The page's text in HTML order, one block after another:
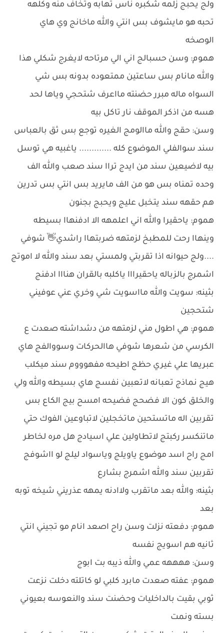
ولج يحبج زلمه شكبره ناس تهابه وتخاف منه وكلهه
تحبه هو مايشوف بس انتي والله ماخانج وي هاي
الوصخه
هموم: وسن حسبالج اني الي مرتاحه لايغرج شكلي هذا
والله مانام بس ساعتين ممتعوده بدونه بس شي
السواه ماله مبرر حضنته مااعرف شتحجي وياها لحد
هسه من اذكر الموقف نار تاكل بيه
وسن: حقج والله ماالومج الغيره توجع بس ثق بالعباس
سند سوالفلي الموضوع كله ............. ياغبيه هي توسل
بيه لاضيعين سند من ايدج تراا سند صعب والله الف
وحده تمناه بس هو من الف مايريد بس انتي بس تدرين
هم حقهه سند يتخبل عليج ويحبج بجنون
هموم: ياحقيرا والله اني اعلمهه الا ادفنهاا بسيطه
وينهاا رحت للمطبخ لزمتهه ضربتهاا راشدي👋 شوفي
....ولج حيوانه اذا تقربتي ولمستي بعد سند والله لا اموتج
اشمرج بالزباله ياحقيرااا ياكلبه بالقران هنااا ادفنج
بثينه: سويت والله مااسويت شي وخري عني عوفيني
شتحجين
هموم: هي اطول مني لزمتهه من دشداشته صعدت ع
الكرسي من شعرها شوفي هاالحركات وسووالفج هاي
عبريها علي غيري حظج اطيحه مفهوووم سند ميكلب
هيج نماذج تعبانه لاتعبين نفسج هاي بسيطه والله ولي
والخلق كون الا فضحج فضيحه امسح بيج الكاع بس
تقربين اله ماتستحين ماتخجلين لاتباوعين الفوك حتي
ماتنكسر ركبتج لاتطاولين علي اسيادج هل مره لخاطر
امج راح اسد موضوع ياويلج وياسواد ليلج لو ااشوفج
تقربين سند والله اشمرج بشارع
بثينه: والله بعد ماتقرب ولاادنه يمهه عذريني شيخه توبه
بعد
هموم: دفعته نزلت وسن راح اصعد انام مو تجيني انتي
ثانيه هم اسويج نفسه
وسن: ههههه عمي والله ذيبه بت ابوج
هموم: عفته صعدت مابرد كلبي لو كاتلته دخلت نزعت
ثوبي بقيت بالداخليات وحضنت سند والنعوسه بعيوني
بسته ونمت